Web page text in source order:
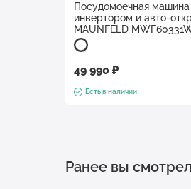
Посудомоечная машина
инвертором и авто-
MAUNFELD
Белый
49 990 ₽
Есть в наличии
Ранее вы